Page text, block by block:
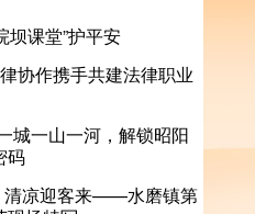
坝课堂”护平安
协作携手共建法律职业
城一山一河，解锁昭阳
码
清凉迎客来——水磨镇第